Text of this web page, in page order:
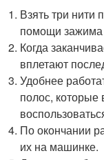
Взять три нити
помощи зажима
Когда
вплетают
Удобнее
полос,
По окончании
их на машинке.